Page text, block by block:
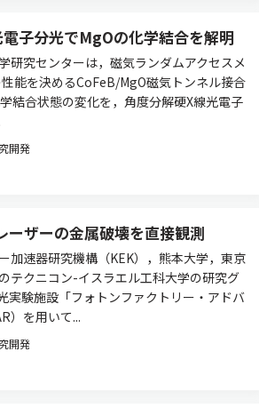
子分光でMgOの化学結合を解明
研究センターは，磁気ランダムアクセスメ
能を決めるCoFeB/MgO磁気トンネル接合
結合状態の変化を，角度分解硬X線光電子
開発
ーザーの金属破壊を直接観測
加速器研究機構（KEK），熊本大学，東京
テクニコン-イスラエル工科大学の研究グ
実験施設「フォトンファクトリー・アドバ
）を用いて...
開発